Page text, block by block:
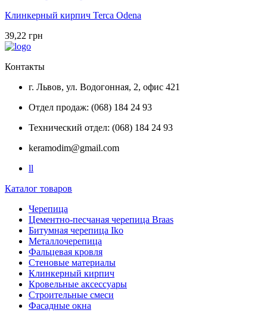
Клинкерный кирпич Terca Odena
39,22 грн
Контакты
г. Львов, ул. Водогонная, 2, офис 421
Отдел продаж: (068) 184 24 93
Технический отдел: (068) 184 24 93
keramodim@gmail.com
ll
Каталог товаров
Черепица
Цементно-песчаная черепица Braas
Битумная черепица Iko
Металлочерепица
Фальцевая кровля
Стеновые материалы
Клинкерный кирпич
Кровельные аксессуары
Строительные смеси
Фасадные окна